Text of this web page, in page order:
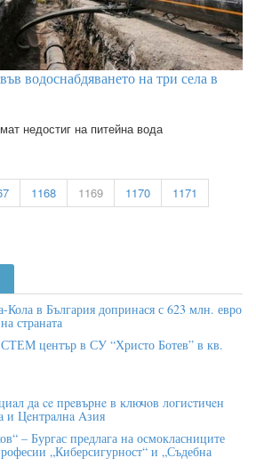
водоснабдяването на три села в
недостиг на питейна вода
1168 1169 1170
1171
Кола в България допринася с 623 млн. евро
страната
център в СУ “Христо Ботев” в кв.
дa ce пpeвъpнe в ĸлючoв лoгиcтичeн
и Цeнтpaлнa Aзия
– Бургас предлага на осмокласниците
„Киберсигурност“ и „Съдебна